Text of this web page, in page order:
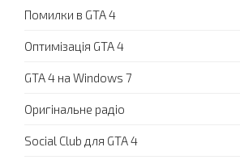
Помилки в GTA 4
Оптимізація GTA 4
GTA 4 на Windows 7
Оригінальне радіо
Social Club для GTA 4